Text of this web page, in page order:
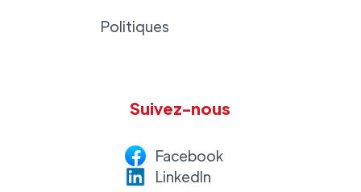
Politiques
Suivez-nous
Facebook
LinkedIn